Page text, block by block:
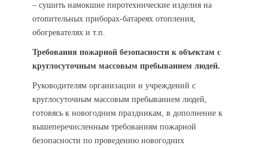
– сушить намокшие пиротехнические изделия на
отопительных приборах-батареях отопления,
обогревателях и т.п.
Требования пожарной безопасности к объектам с
круглосуточным массовым пребыванием людей.
Руководителям организации и учреждений с
круглосуточным массовым пребыванием людей,
готовясь к новогодним праздникам, в дополнение к
вышеперечисленным требованиям пожарной
безопасности по проведению новогодних